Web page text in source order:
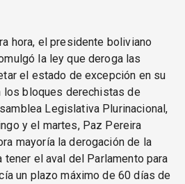
hora, el presidente boliviano
la ley que deroga las
el estado de excepción en su
los bloques derechistas de
Legislativa Plurinacional,
y el martes, Paz Pereira
mayoría la derogación de la
tener el aval del Parlamento para
un plazo máximo de 60 días de